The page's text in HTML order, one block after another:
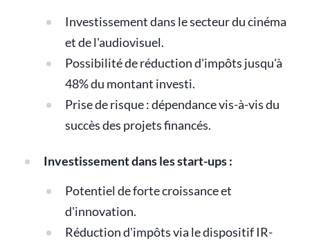
Investissement dans le secteur du cinéma
et de l'audiovisuel.
Possibilité de réduction d'impôts jusqu'à
48% du montant investi.
Prise de risque : dépendance vis-à-vis du
succès des projets financés.
Investissement dans les start-ups :
Potentiel de forte croissance et
d'innovation.
Réduction d'impôts via le dispositif IR-